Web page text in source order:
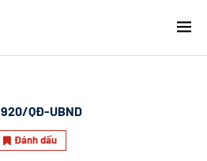
920/QĐ-UBND
Đánh dấu